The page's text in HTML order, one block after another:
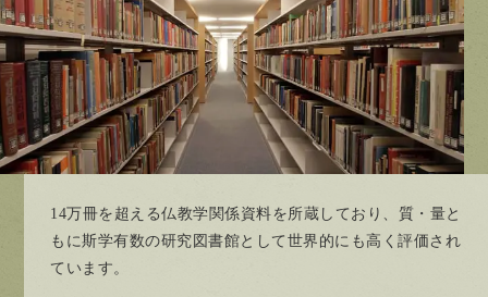
14万冊を超える仏教学関係資料を所蔵しており、質・量と
もに斯学有数の研究図書館として世界的にも高く評価され
ています。